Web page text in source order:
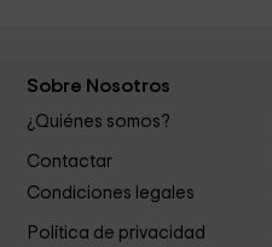
Sobre Nosotros
¿Quiénes somos?
Contactar
Condiciones legales
Política de privacidad